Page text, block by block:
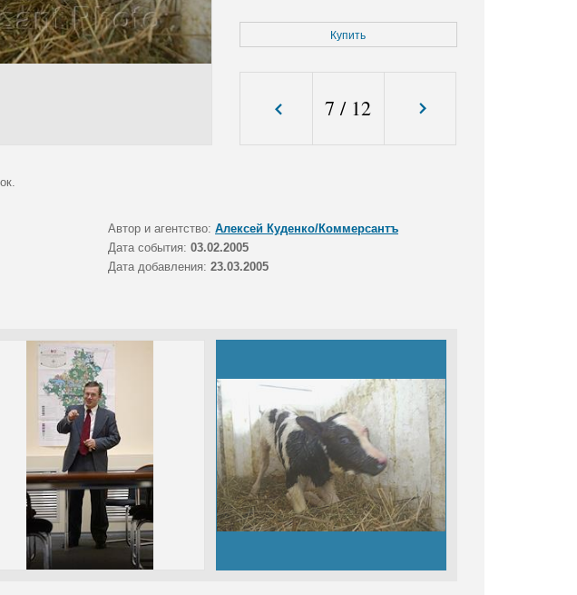
Купить
7 / 12
Автор и агентство: Алексей Куденко/Коммерсантъ
Дата события: 03.02.2005
Дата добавления: 23.03.2005